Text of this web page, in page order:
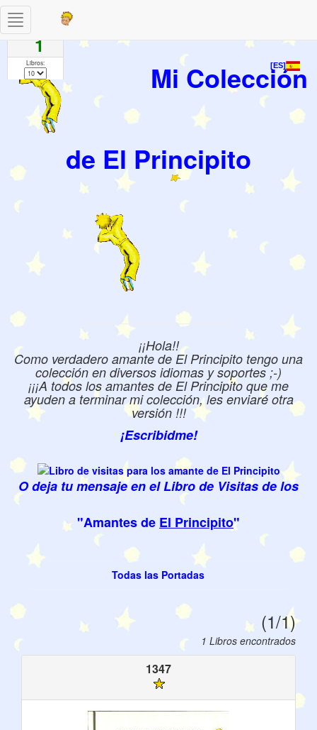
[ES]
Mi Colección
de El Principito
¡¡Hola!!
Como verdadero amante de El Principito tengo una
colección en diversos idiomas y soportes ;-)
¡¡¡A todos los amantes de El Principito que me
ayuden a terminar mi colección, les enviaré otra
versión !!!
¡Escribidme!
O deja tu mensaje en el Libro de Visitas de los
"Amantes de El Principito"
Todas las Portadas
Toggle
navigation
(1/1)
1 Libros encontrados
Paginas
1
Libros:
1347